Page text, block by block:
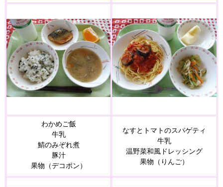
わかめご飯
牛乳
鯖のみぞれ煮
豚汁
果物（デコポン）
なすとトマトのスパゲティ
牛乳
温野菜和風ドレッシング
果物（りんご）